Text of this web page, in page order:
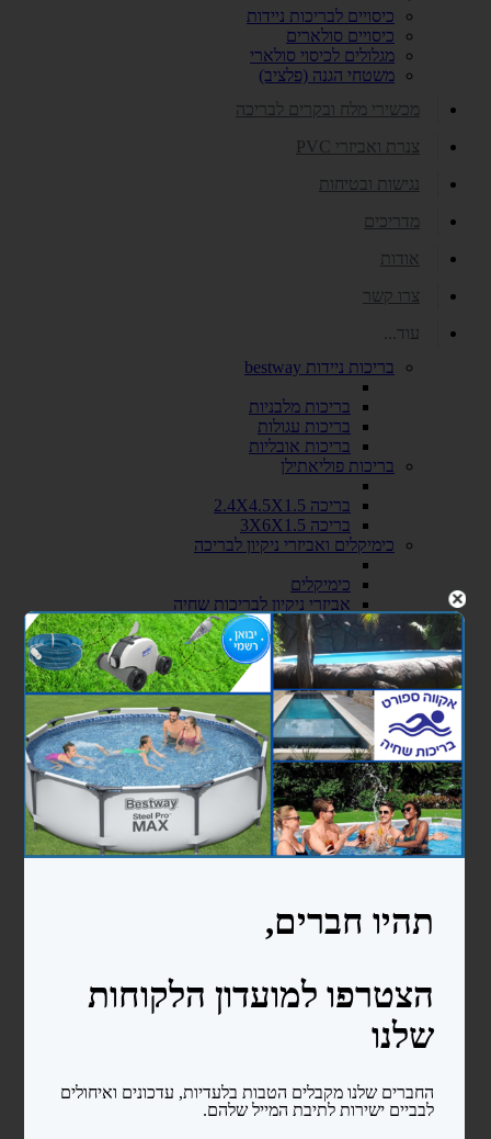
כיסויים לבריכות ניידות
כיסויים סולארים
מגלולים לכיסוי סולארי
משטחי הגנה (פלציב)
מכשירי מלח ובקרים לבריכה
צנרת ואביזרי PVC
נגישות ובטיחות
מדריכים
אודות
צרו קשר
עוד...
בריכות ניידות bestway
בריכות מלבניות
בריכות עגולות
בריכות אובליות
בריכות פוליאתילן
בריכה 2.4X4.5X1.5
בריכה 3X6X1.5
כימיקלים ואביזרי ניקיון לבריכה
כימיקלים
אביזרי ניקיון לבריכות שחיה
סולמות ומעקות
מעקות
סולמות
בריכות פיברגלס
חימום המים
משאבות לבריכות שחיה
משאבות לבריכות ניידות
משאבות לבריכות בנויות
קיטים משאבה + מסנן חול
רובוטים ושואבים
פילטרים ומסננים
פילטרים קרטריג'
כיסויים ומשטחי הגנה
משטחי הגנה (פלציב)
מכשירי מלח ובקרים לבריכה